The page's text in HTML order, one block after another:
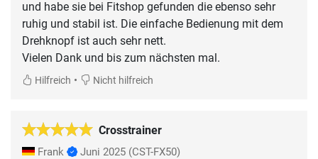
und habe sie bei Fitshop gefunden die ebenso sehr
ruhig und stabil ist. Die einfache Bedienung mit dem
Drehknopf ist auch sehr nett.
Hilfreich • Nicht hilfreich
Crosstrainer
Frank Juni 2025 (CST-FX50)